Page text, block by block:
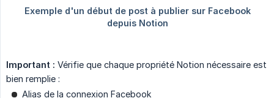
Important : Vérifie que chaque propriété Notion nécessaire est
bien remplie :
Alias de la connexion Facebook